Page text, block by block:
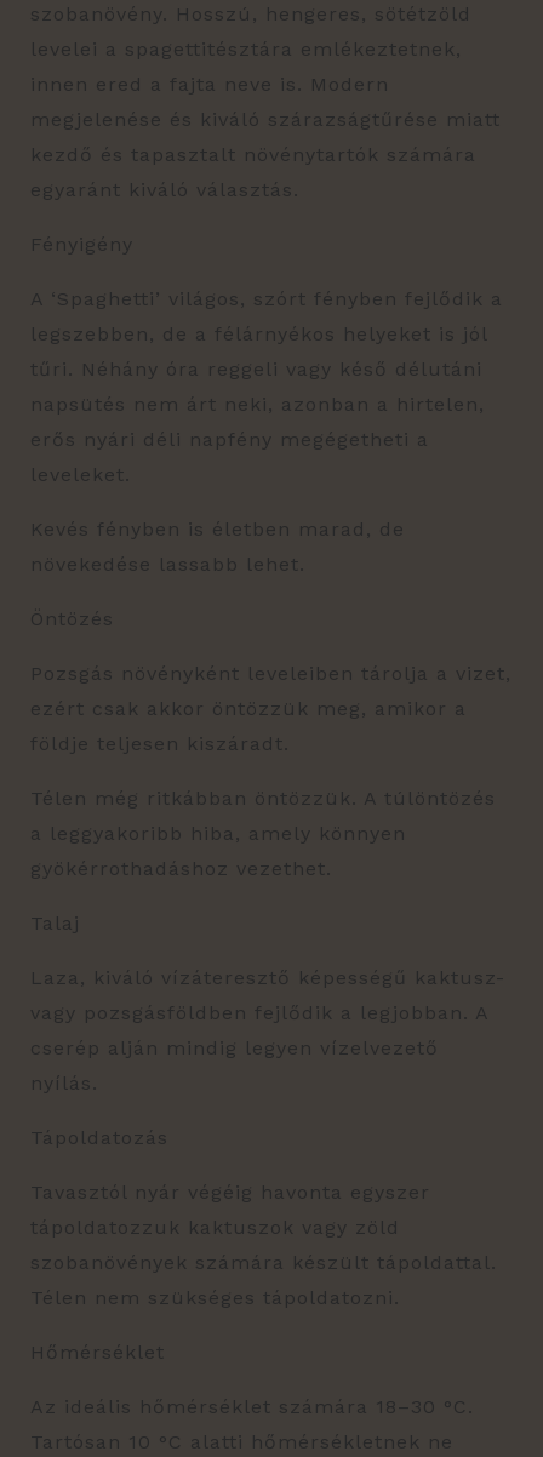
szobanövény. Hosszú, hengeres, sötétzöld
levelei a spagettitésztára emlékeztetnek,
innen ered a fajta neve is. Modern
megjelenése és kiváló szárazságtűrése miatt
kezdő és tapasztalt növénytartók számára
egyaránt kiváló választás.
Fényigény
A ‘Spaghetti’ világos, szórt fényben fejlődik a
legszebben, de a félárnyékos helyeket is jól
tűri. Néhány óra reggeli vagy késő délutáni
napsütés nem árt neki, azonban a hirtelen,
erős nyári déli napfény megégetheti a
leveleket.
Kevés fényben is életben marad, de
növekedése lassabb lehet.
Öntözés
Pozsgás növényként leveleiben tárolja a vizet,
ezért csak akkor öntözzük meg, amikor a
földje teljesen kiszáradt.
Télen még ritkábban öntözzük. A túlöntözés
a leggyakoribb hiba, amely könnyen
gyökérrothadáshoz vezethet.
Talaj
Laza, kiváló vízáteresztő képességű kaktusz-
vagy pozsgásföldben fejlődik a legjobban. A
cserép alján mindig legyen vízelvezető
nyílás.
Tápoldatozás
Tavasztól nyár végéig havonta egyszer
tápoldatozzuk kaktuszok vagy zöld
szobanövények számára készült tápoldattal.
Télen nem szükséges tápoldatozni.
Hőmérséklet
Az ideális hőmérséklet számára 18–30 °C.
Tartósan 10 °C alatti hőmérsékletnek ne